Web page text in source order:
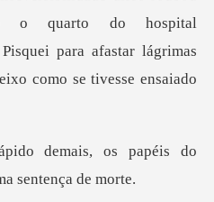
o quarto do hospital
para af
is, os papéis do